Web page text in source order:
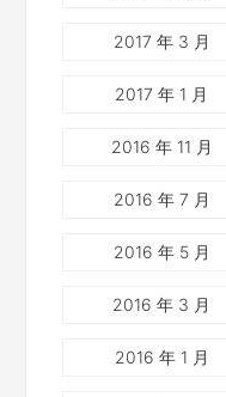
2017 年 3 月
2017 年 1 月
2016 年 11 月
2016 年 7 月
2016 年 5 月
2016 年 3 月
2016 年 1 月